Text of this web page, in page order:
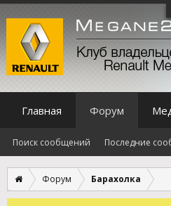
Форум Барахолка
Главная Форум
Поиск сообщений Последние